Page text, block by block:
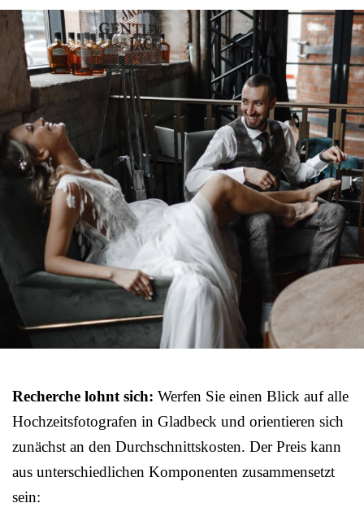
Recherche lohnt sich: Werfen Sie einen Blick auf alle
Hochzeitsfotografen in Gladbeck und orientieren sich
zunächst an den Durchschnittskosten. Der Preis kann
aus unterschiedlichen Komponenten zusammensetzt
sein: